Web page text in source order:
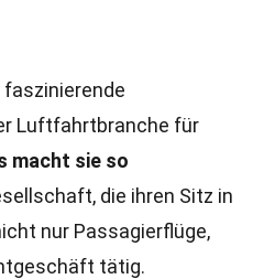
Luftfahrtbranche für
macht sie so
die ihren Sitz in
nur Passagierflüge,
tätig.